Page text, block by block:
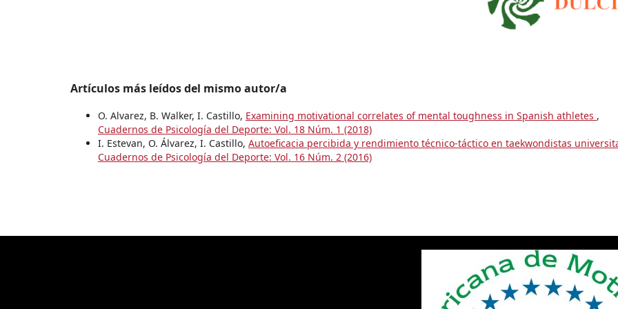
Artículos más leídos del mismo autor/a
O. Alvarez, B. Walker, I. Castillo, Examining motivational correlates of mental toughness in Spanish athletes ,
Cuadernos de Psicología del Deporte: Vol. 18 Núm. 1 (2018)
I. Estevan, O. Álvarez, I. Castillo, Autoeficacia percibida y rendimiento técnico-táctico en taekwondistas
Cuadernos de Psicología del Deporte: Vol. 16 Núm. 2 (2016)